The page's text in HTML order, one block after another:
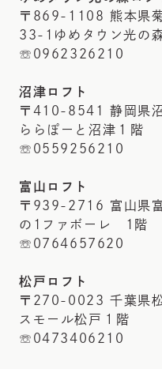
〒869-1108 熊本県
33-1ゆめタウン光の
☏0962326210
沼津ロフト
〒410-8541 静岡県
ららぽーと沼津１階
☏0559256210
富山ロフト
〒939-2716 富山県
の1ファボーレ 1階
☏0764657620
松戸ロフト
〒270-0023 千葉県
スモール松戸１階
☏0473406210